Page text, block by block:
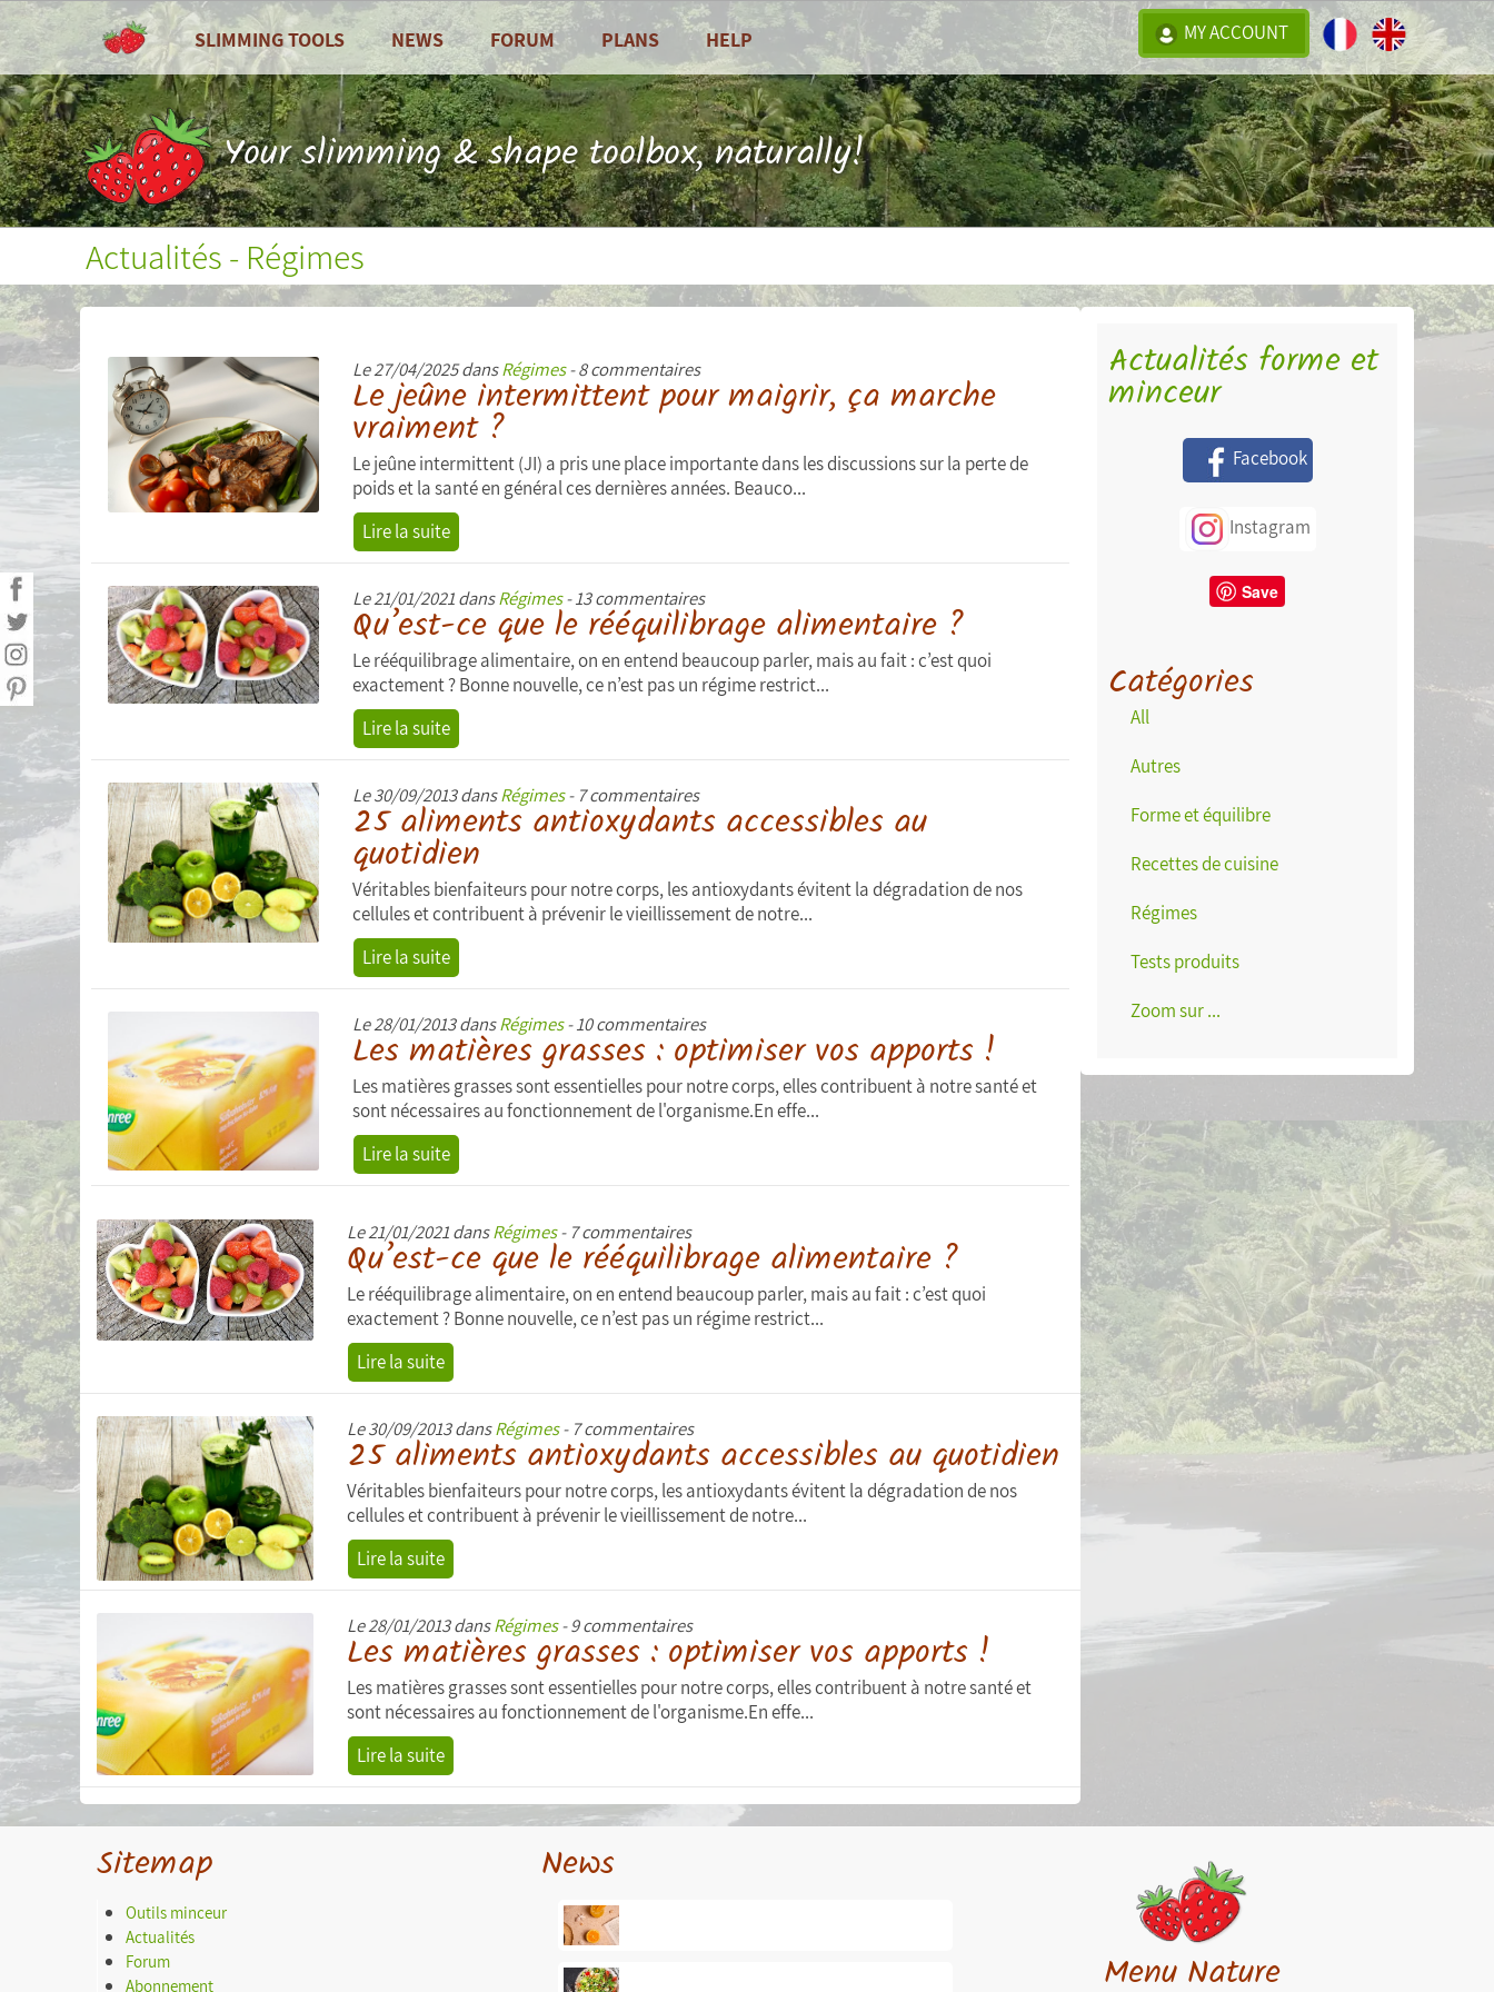
MY ACCOUNT
SLIMMING TOOLS
ALL
Dashboard
Calories counter
Food diary
Nutritional balance sheets
Measures (weight, waist
circumference...)
Personal goals
Personal statistics
Shopping list
Menu of the week
Download my data
NEWS
All
Recipes
Zoom on ...
Seasonal fruits and vegetables
FORUM PLANS HELP
Frequently Asked Questions
Contact
Your slimming & shape toolbox, naturally!
Actualités - Régimes
Le 27/04/2025 dansRégimes- 8 commentaires
Le jeûne intermittent pour maigrir, ça marche
vraiment ?
Le jeûne intermittent (JI) a pris une place importante dans les discussions sur la perte de
poids et la santé en général ces dernières années. Beauco...
Lire la suite
Le 21/01/2021 dansRégimes- 13 commentaires
Qu’est-ce que le rééquilibrage alimentaire ?
Le rééquilibrage alimentaire, on en entend beaucoup parler, mais au fait : c’est quoi
exactement ? Bonne nouvelle, ce n’est pas un régime restrict...
Lire la suite
Le 30/09/2013 dansRégimes- 7 commentaires
25 aliments antioxydants accessibles au
quotidien
Véritables bienfaiteurs pour notre corps, les antioxydants évitent la dégradation de nos
cellules et contribuent à prévenir le vieillissement de notre...
Lire la suite
Le 28/01/2013 dansRégimes- 10 commentaires
Les matières grasses : optimiser vos apports !
Les matières grasses sont essentielles pour notre corps, elles contribuent à notre santé et
sont nécessaires au fonctionnement de l'organisme.En effe...
Lire la suite
Le 21/01/2021 dansRégimes- 7 commentaires
Qu’est-ce que le rééquilibrage alimentaire ?
Le rééquilibrage alimentaire, on en entend beaucoup parler, mais au fait : c’est quoi
exactement ? Bonne nouvelle, ce n’est pas un régime restrict...
Lire la suite
Le 30/09/2013 dansRégimes- 7 commentaires
25 aliments antioxydants accessibles au quotidien
Véritables bienfaiteurs pour notre corps, les antioxydants évitent la dégradation de nos
cellules et contribuent à prévenir le vieillissement de notre...
Lire la suite
Le 28/01/2013 dansRégimes- 9 commentaires
Les matières grasses : optimiser vos apports !
Les matières grasses sont essentielles pour notre corps, elles contribuent à notre santé et
sont nécessaires au fonctionnement de l'organisme.En effe...
Lire la suite
Actualités forme et
minceur
Facebook
Instagram
Save
Catégories
All
Autres
Forme et équilibre
Recettes de cuisine
Régimes
Tests produits
Zoom sur ...
Sitemap
Outils minceur
Actualités
Forum
Abonnement
News
Menu Nature